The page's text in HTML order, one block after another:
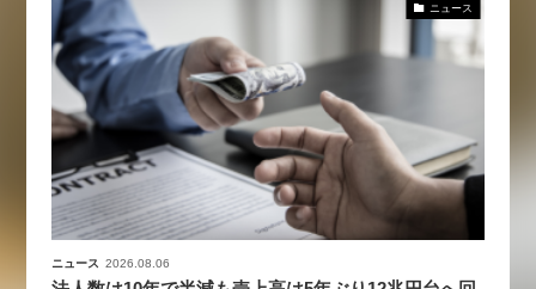
ニュース
ニュース 2026.08.06